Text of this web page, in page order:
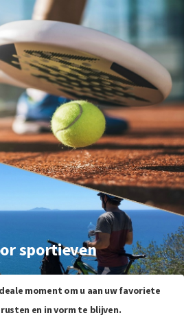
sportieven
moment om u aan uw favoriete
en in vorm te blijven.